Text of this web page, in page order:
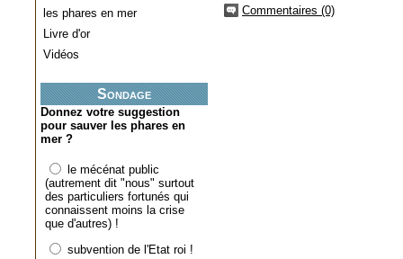
les phares en mer
Livre d'or
Vidéos
Sondage
Donnez votre suggestion
pour sauver les phares en
mer ?
le mécénat public
(autrement dit "nous" surtout
des particuliers fortunés qui
connaissent moins la crise
que d'autres) !
subvention de l'Etat roi !
Commentaires (0)